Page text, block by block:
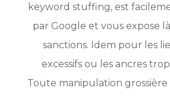
keyword stuffing, est
par Google et vous expose
sanctions. Idem pour les
excessifs ou les ancres
Toute manipulation grossière